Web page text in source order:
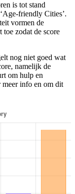
is tot stand
friendly Cities’.
vormen de
toe zodat de score
nog niet goed wat
namelijk de
om hulp en
meer info en om dit